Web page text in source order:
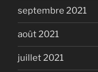
septembre 2021
août 2021
juillet 2021